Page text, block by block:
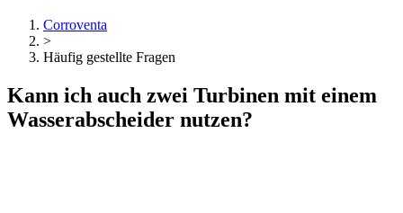
Corroventa
>
Häufig gestellte Fragen
Kann ich auch zwei Turbinen mit einem
Wasserabscheider nutzen?